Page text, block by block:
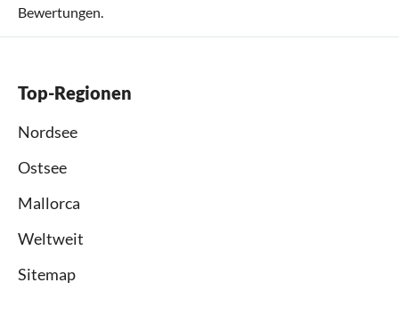
Bewertungen.
Top-Regionen
Nordsee
Ostsee
Mallorca
Weltweit
Sitemap